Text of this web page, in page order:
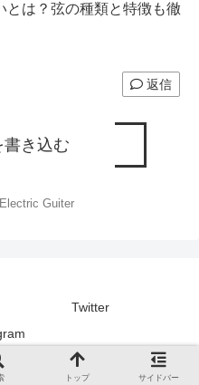
は？弦の種類と特徴も徹
返信
書き込む
Electric Guiter
Twitter
文庫.
トップ サイドバー